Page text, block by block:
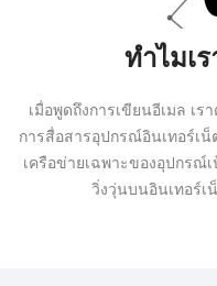
ทำไมเ
เมื่อพูดถึงการเขียนอีเมล เร
การสื่อสารอุปกรณ์อินเทอร์เ
เครือข่ายเฉพาะของอุปกรณ์
วิ่งวุ่นบนอินเทอร์เ